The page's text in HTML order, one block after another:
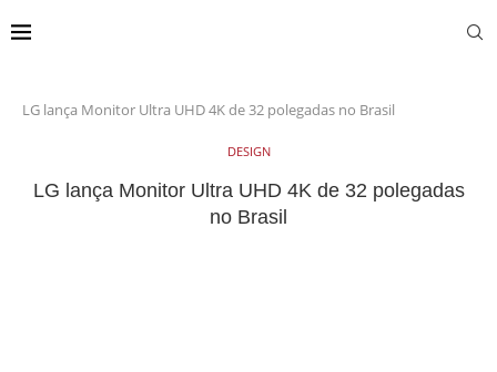
LG lança Monitor Ultra UHD 4K de 32 polegadas no Brasil
DESIGN
LG lança Monitor Ultra UHD 4K de 32 polegadas
no Brasil